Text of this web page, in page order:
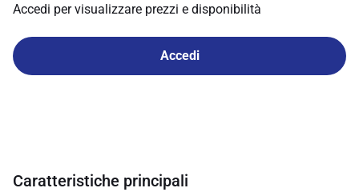
Accedi per visualizzare prezzi e disponibilità
Accedi
Caratteristiche principali